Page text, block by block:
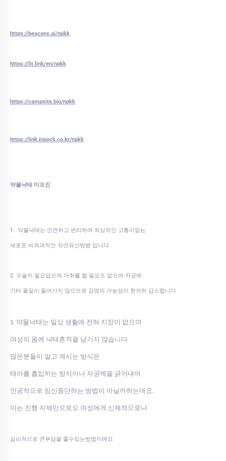
https://beacons.ai/npkk
https://lit.link/en/npkk
https://campsite.bio/npkk
https://link.inpock.co.kr/npkk
약물낙태 미프진
1. 약물낙태는 안전하고 편리하며 외상적인 고통이없는
새로운 비외과적인 자연유산방법 입니다
2. 수술이 필요없으며 마취를 할 필요도 없으며 자궁에
기타 물질이 들어가지 않으므로 감염의 가능성이 현저히 감소합니다
3. 약물낙태는 일상 생활에 전혀 지장이 없으며
여성의 몸에 낙태흔적을 남기지 않습니다
많은분들이 알고 계시는 방식은
태아를 흡입하는 방식이나 자궁벽을 긁어내어
인공적으로 임신중단하는 방법이 아닐까하는데요.
이는 진행 자체만으로도 여성에게 신체적으로나
심리적으로 큰부담을 줄수있는방법이에요